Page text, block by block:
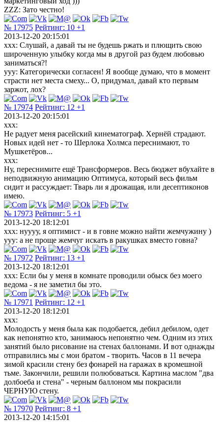
ZZZ: Зато честно!
№ 17975 Рейтинг: 10 +1
2013-12-20 20:15:01
xxx: Слушай, а давай ты не будешь ржать и плющить свою
широченную улыбку когда мы в другой раз будем любовью
заниматься?!
yyy: Категорически согласен! Я вообще думаю, что в момент
страсти нет места смеху... О, придумал, давай кто первым
заржот, лох?
№ 17974 Рейтинг: 12 +1
2013-12-20 20:15:01
xxx:
Не радует меня расейский кинематограф. Хернёй страдают.
Новых идей нет - то Шерлока Холмса переснимают, то
Мушкетёров...
xxx:
Ну, переснимите ещё Трансформеров. Весь бюджет вбухайте в
неподвижную анимацию Оптимуса, который весь фильм
сидит и рассуждает: Тварь ли я дрожащая, или десептиконов
имею.
№ 17973 Рейтинг: 5 +1
2013-12-20 18:12:01
xxx: нуууу, я оптимист - и в говне можно найти жемчужину )
yyy: а не проще жемчуг искать в ракушках вместо говна?
№ 17972 Рейтинг: 13 +1
2013-12-20 18:12:01
xxx: Если бы у меня в комнате проводили обыск без моего
ведома - я не заметил бы это.
№ 17971 Рейтинг: 12 +1
2013-12-20 18:12:01
xxx:
Молодость у меня была как подобается, дебил дебилом, одет
как непонятно кто, занимаюсь непонятно чем. Одним из этих
занятий было рисование на стенах баллонами. И вот однажды
отправились мы с мои братом - творить. Часов в 11 вечера
зимой красили стену без фонарей на гаражах в кромешной
тьме. Закончили, решили полюбоваться. Картина маслом "два
долбоеба и стена" - черным баллоном мы покрасили
ЧЕРНУЮ стену.
№ 17970 Рейтинг: 8 +1
2013-12-20 14:15:01